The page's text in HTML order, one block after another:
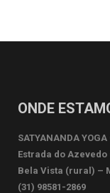
ONDE
SATYANANDA YOGA
Estrada do Azevedo
Bela Vista (rural) –
(31) 98581-2869